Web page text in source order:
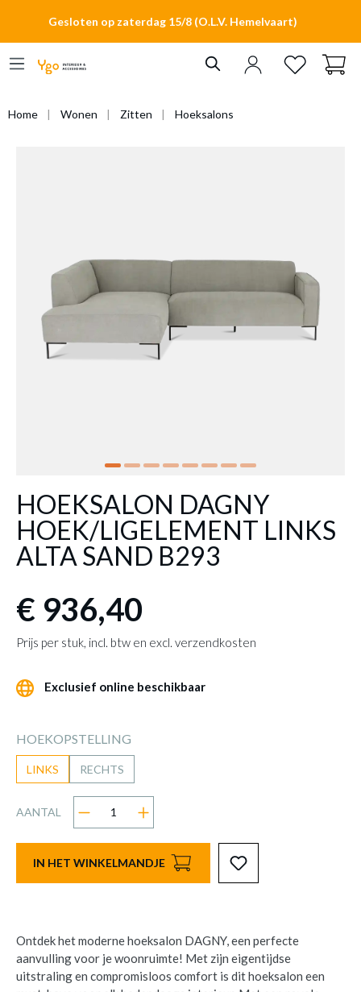
Gesloten op zaterdag 15/8 (O.L.V. Hemelvaart)
Home Wonen Zitten Hoeksalons
HOEKSALON DAGNY
HOEK/LIGELEMENT LINKS
ALTA SAND B293
€ 936,40
Prijs per stuk, incl. btw en excl. verzendkosten
Exclusief online beschikbaar
HOEKOPSTELLING
LINKS RECHTS
AANTAL
IN HET WINKELMANDJE
Ontdek het moderne hoeksalon DAGNY, een perfecte
aanvulling voor je woonruimte! Met zijn eigentijdse
uitstraling en compromisloos comfort is dit hoeksalon een